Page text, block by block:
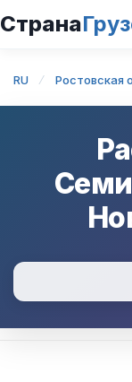
Страна
RU Ростовская